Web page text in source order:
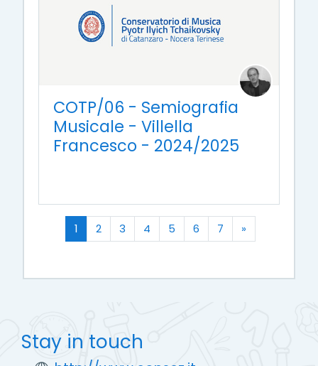
COTP/06 - Semiografia
Musicale - Villella
Francesco - 2024/2025
1(current)
2 3 4 5 6 7 »Next
Stay in touch